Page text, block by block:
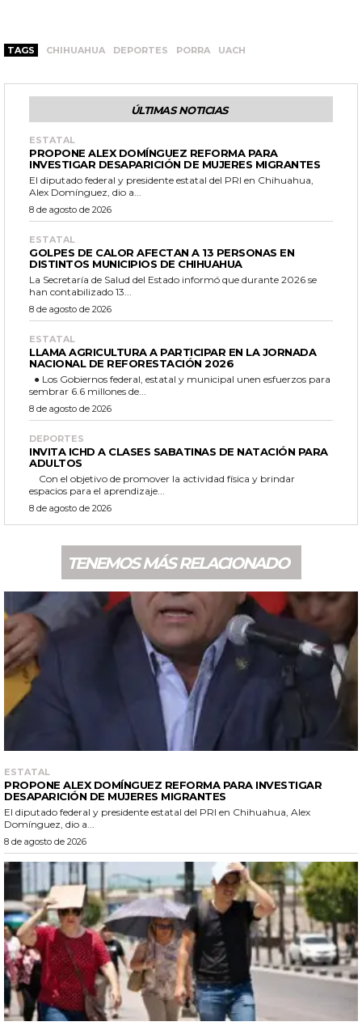
TAGS CHIHUAHUA DEPORTES PORRA UACH
ÚLTIMAS NOTICIAS
ESTATAL
PROPONE ALEX DOMÍNGUEZ REFORMA PARA
INVESTIGAR DESAPARICIÓN DE MUJERES MIGRANTES
El diputado federal y presidente estatal del PRI en Chihuahua,
Alex Domínguez, dio a...
8 de agosto de 2026
ESTATAL
GOLPES DE CALOR AFECTAN A 13 PERSONAS EN
DISTINTOS MUNICIPIOS DE CHIHUAHUA
La Secretaría de Salud del Estado informó que durante 2026 se
han contabilizado 13...
8 de agosto de 2026
ESTATAL
LLAMA AGRICULTURA A PARTICIPAR EN LA JORNADA
NACIONAL DE REFORESTACIÓN 2026
sembrar 6.6 millones de...
8 de agosto de 2026
DEPORTES
INVITA ICHD A CLASES SABATINAS DE NATACIÓN PARA
ADULTOS
espacios para el aprendizaje...
8 de agosto de 2026
TENEMOS MÁS RELACIONADO
ESTATAL
PROPONE ALEX DOMÍNGUEZ REFORMA PARA INVESTIGAR
DESAPARICIÓN DE MUJERES MIGRANTES
El diputado federal y presidente estatal del PRI en Chihuahua, Alex
Domínguez, dio a...
8 de agosto de 2026